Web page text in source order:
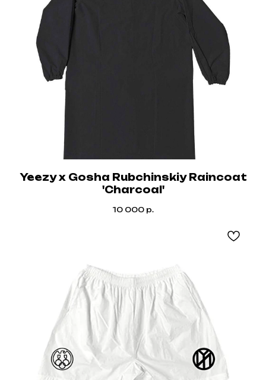
Yeezy x Gosha Rubchinskiy Raincoat
'Charcoal'
10 000 р.